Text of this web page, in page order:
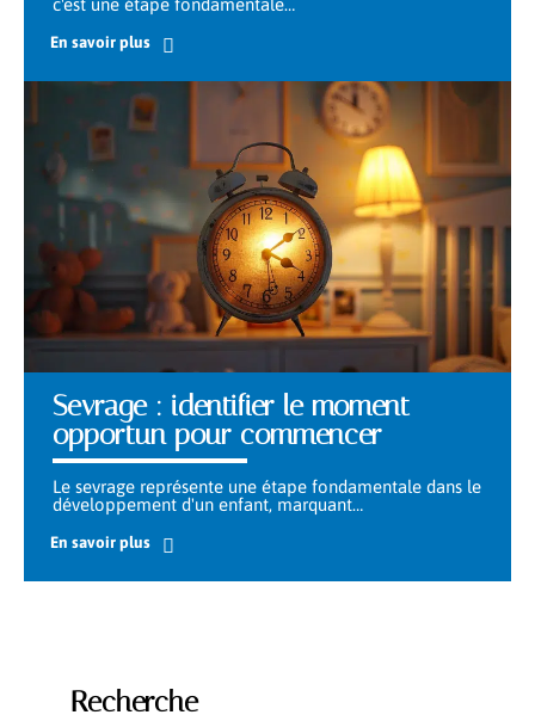
c'est une étape fondamentale…
En savoir plus
Sevrage : identifier le moment
opportun pour commencer
Le sevrage représente une étape fondamentale dans le
développement d'un enfant, marquant…
En savoir plus
Recherche